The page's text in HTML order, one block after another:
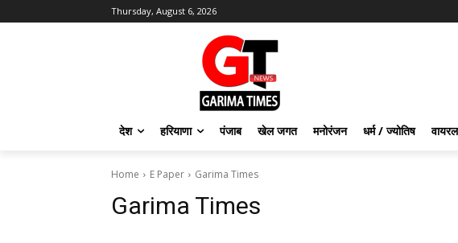
Thursday, August 6, 2026
देश हरियाणा पंजाब खेल जगत मनोरंजन धर्म / ज्योतिष
Home E Paper Garima Times
Garima Times